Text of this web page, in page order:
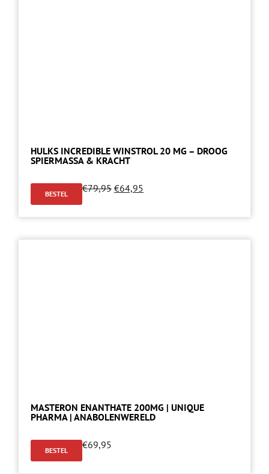
HULKS INCREDIBLE WINSTROL 20 MG – DROOG
SPIERMASSA & KRACHT
BESTEL €79,95 €64,95
MASTERON ENANTHATE 200MG | UNIQUE
PHARMA | ANABOLENWERELD
BESTEL €69,95